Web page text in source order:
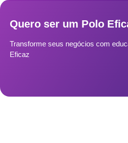
Quero ser um Polo
Transforme seus negócios com
Eficaz